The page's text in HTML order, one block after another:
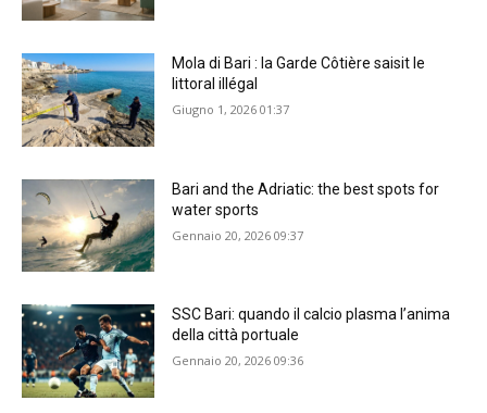
Mola di Bari : la Garde Côtière saisit le
littoral illégal
Giugno 1, 2026 01:37
Bari and the Adriatic: the best spots for
water sports
Gennaio 20, 2026 09:37
SSC Bari: quando il calcio plasma l’anima
della città portuale
Gennaio 20, 2026 09:36